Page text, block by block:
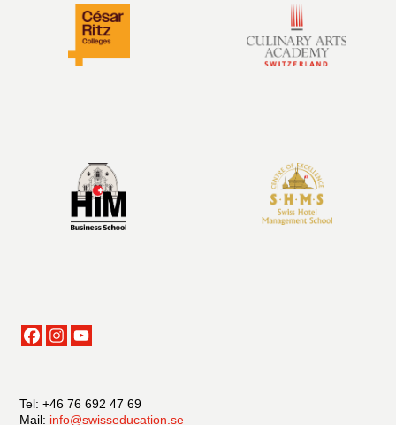
Tel: +46 76 692 47 69
Mail: info@swisseducation.se